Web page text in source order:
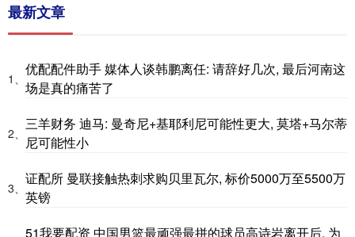
最新文章
1、
优配配件助手 媒体人谈韩鹏离任: 请辞好几次, 最后河南这
场是真的痛苦了
2、
三羊财务 迪马: 曼奇尼+基耶利尼可能性更大, 莫塔+马尔蒂
尼可能性小
3、
证配所 曼联接触热刺求购贝里瓦尔, 标价5000万至5500万
英镑
51我要配资 中国男篮最顽强最拼的球员高诗岩离开后, 为